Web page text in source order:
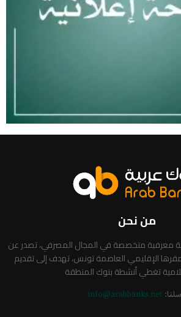
من نحن
معرفية متخصصة في المجال المصرفي، تصدر عن
الإقليمي العاصمة تونس، تهدف إلى تقديم
تغطي أنشطة بنوك المنطقة
info@arabbanks.net